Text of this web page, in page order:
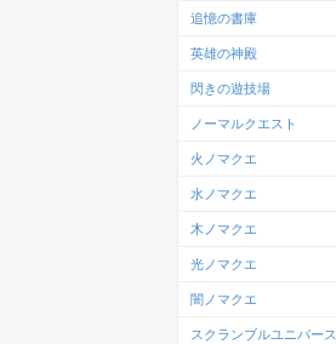
追憶の書庫
英雄の神殿
閃きの遊技場
ノーマルクエスト
火ノマクエ
水ノマクエ
木ノマクエ
光ノマクエ
闇ノマクエ
スクランブルユニバース